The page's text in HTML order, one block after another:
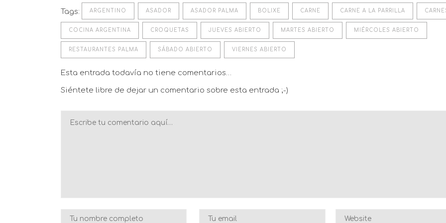
Tags: ARGENTINO ASADOR ASADOR PALMA BOLIXE CARNE CARNE A LA PARRILLA
COCINA ARGENTINA CROQUETAS JUEVES ABIERTO MARTES ABIERTO MIÉRCOLES ABIERTO
RESTAURANTES PALMA SÁBADO ABIERTO VIERNES ABIERTO
Esta entrada todavía no tiene comentarios…
Siéntete libre de dejar un comentario sobre esta entrada ;-)